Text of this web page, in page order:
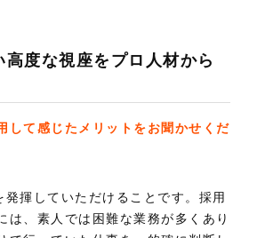
度な視座をプロ人材から
て感じたメリットをお聞かせくだ
揮していただけることです。採用
は、素人では困難な業務が多くあり